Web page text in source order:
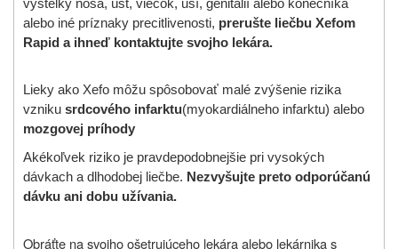
výstelky nosa, úst, viečok, uší, genitálií alebo konečníka
alebo iné príznaky precitlivenosti, prerušte liečbu Xefom
Rapid a ihneď kontaktujte svojho lekára.
Lieky ako Xefo môžu spôsobovať malé zvýšenie rizika
vzniku srdcového infarktu(myokardiálneho infarktu) alebo
mozgovej príhody
Akékoľvek riziko je pravdepodobnejšie pri vysokých
dávkach a dlhodobej liečbe. Nezvyšujte preto odporúčanú
dávku ani dobu užívania.
Obráťte na svojho ošetrujúceho lekára alebo lekárnika s